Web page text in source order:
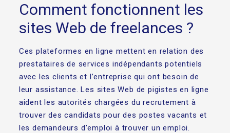
Comment fonctionnent les
sites Web de freelances ?
Ces plateformes en ligne mettent en relation des
prestataires de services indépendants potentiels
avec les clients et l’entreprise qui ont besoin de
leur assistance. Les sites Web de pigistes en ligne
aident les autorités chargées du recrutement à
trouver des candidats pour des postes vacants et
les demandeurs d’emploi à trouver un emploi.